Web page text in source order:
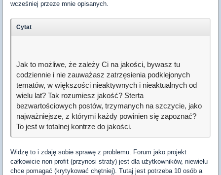
wcześniej przeze mnie opisanych.
Cytat
Jak to możliwe, że zależy Ci na jakości, bywasz tu
codziennie i nie zauważasz zatrzęsienia podklejonych
tematów, w większości nieaktywnych i nieaktualnych od
wielu lat? Tak rozumiesz jakość? Sterta
bezwartościowych postów, trzymanych na szczycie, jako
najważniejsze, z którymi każdy powinien się zapoznać?
To jest w totalnej kontrze do jakości.
Widzę to i zdaję sobie sprawę z problemu. Forum jako projekt
całkowicie non profit (przynosi straty) jest dla użytkowników, niewielu
chce pomagać (krytykować chętniej). Tutaj jest potrzeba 10 osób a